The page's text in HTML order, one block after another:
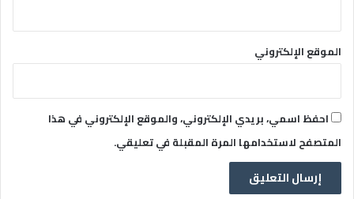
الموقع الإلكتروني
احفظ اسمي، بريدي الإلكتروني، والموقع الإلكتروني في هذا
المتصفح لاستخدامها المرة المقبلة في تعليقي.